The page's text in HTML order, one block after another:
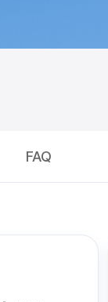
FAQ